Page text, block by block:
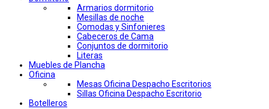
Armarios dormitorio
Mesillas de noche
Comodas y Sinfonieres
Cabeceros de Cama
Conjuntos de dormitorio
Literas
Muebles de Plancha
Oficina
Mesas Oficina Despacho Escritorios
Sillas Oficina Despacho Escritorio
Botelleros